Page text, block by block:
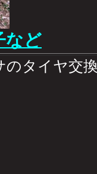
など
のタイヤ交